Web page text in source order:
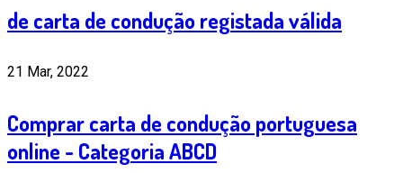
de carta de condução registada válida
21 Mar, 2022
Comprar carta de condução portuguesa
online - Categoria ABCD